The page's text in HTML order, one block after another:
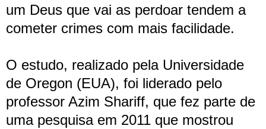
um Deus que vai as perdoar tendem a
cometer crimes com mais facilidade.
O estudo, realizado pela Universidade
de Oregon (EUA), foi liderado pelo
professor Azim Shariff, que fez parte de
uma pesquisa em 2011 que mostrou